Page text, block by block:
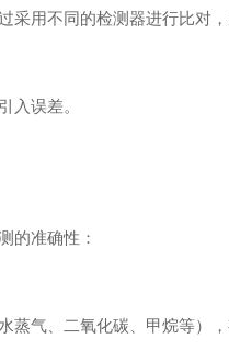
采用不同的检测器进行比对
入误差。
的准确性：
气、二氧化碳、甲烷等）